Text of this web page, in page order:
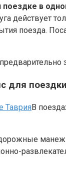
поездке в
действует
поезда.
для
В
манежи